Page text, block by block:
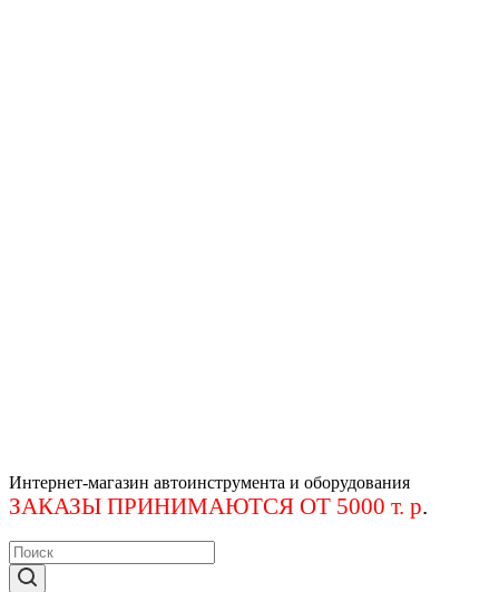
Интернет-магазин автоинструмента и оборудования
ЗАКАЗЫ ПРИНИМАЮТСЯ ОТ 5000 т. р.